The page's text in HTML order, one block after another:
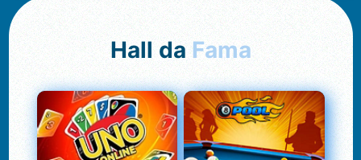
Hall da Fama